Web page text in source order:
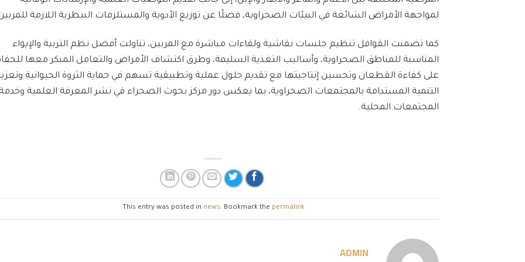
لمواجهة الأمراض الشائعة في البيئات الصحراوية، فضلًا عن توزيع الأدوية والمستلزمات البيطرية اللازمة
كما تضمنت القوافل تنظيم جلسات نقاشية ولقاءات مباشرة مع المربين، تناولت أفضل نظم التربية والإيواء
المناسبة للمناطق الصحراوية، وأساليب التغذية السليمة، وطرق اكتشاف الأمراض والتعامل المبكر معها
على كفاءة القطعان وتحسين إنتاجيتها مع تقديم حلول عملية وتطبيقية تسهم في حماية الثروة الحيوانية
التنمية المستدامة بالمجتمعات الصحراوية، بما يعكس دور مركز بحوث الصحراء في نشر المعرفة العلمية
المجتمعات المحلية.
This entry was posted in news. Bookmark the permalink
.
ADMIN